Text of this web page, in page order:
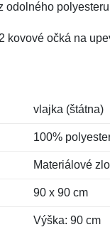
odolného
kovové očká na
vlajka (štátna)
100%
Materiálové
90 x 90 cm
Výška: 90 cm